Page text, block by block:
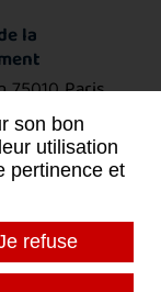
la
75010 Paris
SITE
son bon
utilisation
pertinence et
refuse